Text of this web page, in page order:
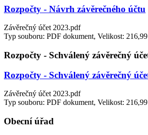
Rozpočty - Návrh závěrečného účtu
Závěrečný účet 2023.pdf
Typ souboru: PDF dokument, Velikost:
Rozpočty - Schválený závěrečný
Rozpočty - Schválený závěrečný
Závěrečný účet 2023.pdf
Typ souboru: PDF dokument, Velikost:
Obecní úřad